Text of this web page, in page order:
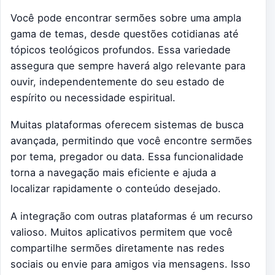
Você pode encontrar sermões sobre uma ampla
gama de temas, desde questões cotidianas até
tópicos teológicos profundos. Essa variedade
assegura que sempre haverá algo relevante para
ouvir, independentemente do seu estado de
espírito ou necessidade espiritual.
Muitas plataformas oferecem sistemas de busca
avançada, permitindo que você encontre sermões
por tema, pregador ou data. Essa funcionalidade
torna a navegação mais eficiente e ajuda a
localizar rapidamente o conteúdo desejado.
A integração com outras plataformas é um recurso
valioso. Muitos aplicativos permitem que você
compartilhe sermões diretamente nas redes
sociais ou envie para amigos via mensagens. Isso